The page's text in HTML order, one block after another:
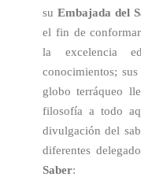
suEmbajada del
el fin de
la excelencia
conocimientos;
globo terráqueo
filosofía a todo
divulgación del
diferentes
Saber: